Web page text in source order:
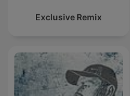
Exclusive Remix